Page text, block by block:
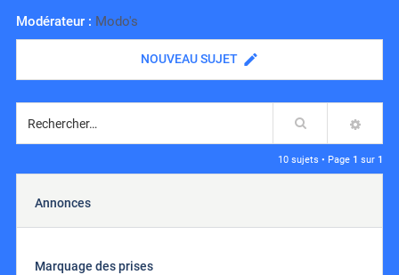
Modérateur : Modo's
NOUVEAU SUJET
Rechercher
10 sujets • Page 1 sur 1
Annonces
Marquage des prises